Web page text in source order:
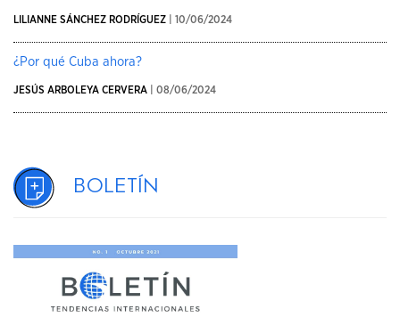
LILIANNE SÁNCHEZ RODRÍGUEZ | 10/06/2024
¿Por qué Cuba ahora?
JESÚS ARBOLEYA CERVERA | 08/06/2024
Boletín